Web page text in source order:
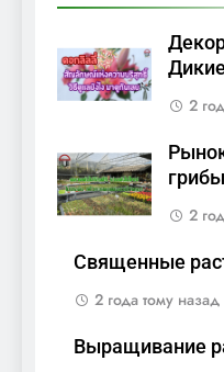
2
грибы
2
Священные
2 года тому назад
Выращивание